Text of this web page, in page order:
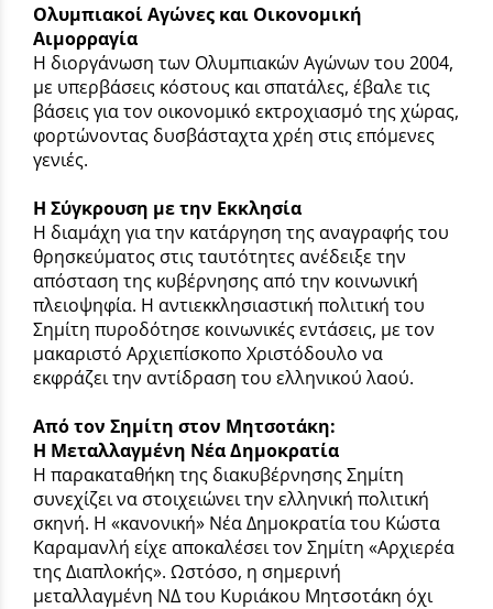
Ολυμπιακοί Αγώνες και Οικονομική
Αιμορραγία
Η διοργάνωση των Ολυμπιακών Αγώνων του 2004,
με υπερβάσεις κόστους και σπατάλες, έβαλε τις
βάσεις για τον οικονομικό εκτροχιασμό της χώρας,
φορτώνοντας δυσβάσταχτα χρέη στις επόμενες
γενιές.
Η Σύγκρουση με την Εκκλησία
Η διαμάχη για την κατάργηση της αναγραφής του
θρησκεύματος στις ταυτότητες ανέδειξε την
απόσταση της κυβέρνησης από την κοινωνική
πλειοψηφία. Η αντιεκκλησιαστική πολιτική του
Σημίτη πυροδότησε κοινωνικές εντάσεις, με τον
μακαριστό Αρχιεπίσκοπο Χριστόδουλο να
εκφράζει την αντίδραση του ελληνικού λαού.
Από τον Σημίτη στον Μητσοτάκη:
Η Μεταλλαγμένη Νέα Δημοκρατία
Η παρακαταθήκη της διακυβέρνησης Σημίτη
συνεχίζει να στοιχειώνει την ελληνική πολιτική
σκηνή. Η «κανονική» Νέα Δημοκρατία του Κώστα
Καραμανλή είχε αποκαλέσει τον Σημίτη «Αρχιερέα
της Διαπλοκής». Ωστόσο, η σημερινή
μεταλλαγμένη ΝΔ του Κυριάκου Μητσοτάκη όχι